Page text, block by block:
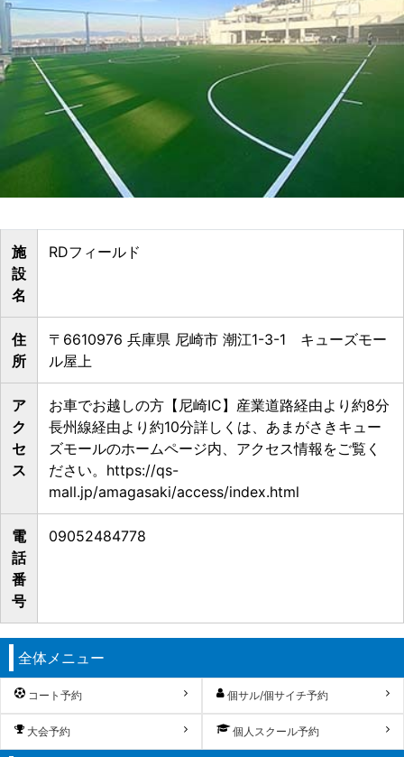
施
設
名
RDフィールド
住
所
〒6610976 兵庫県 尼崎市 潮江1-3-1 キューズモー
ル屋上
ア
ク
セ
ス
お車でお越しの方【尼崎IC】産業道路経由より約8分
長州線経由より約10分詳しくは、あまがさきキュー
ズモールのホームページ内、アクセス情報をご覧く
ださい。https://qs-
mall.jp/amagasaki/access/index.html
電
話
番
号
09052484778
全体メニュー
コート予約 個サル/個サイチ予約
大会予約 個人スクール予約